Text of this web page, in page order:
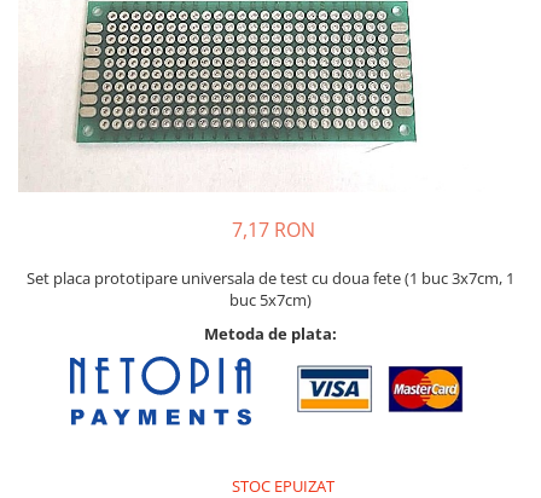
Pat printare
Cap printare
Duze
Extrudere si accesorii
Rulmenti
Acumulatori, BMS si accesorii
Module balansare
Incarcare, descarcare si afisare
7,17 RON
Set placa prototipare universala de test cu doua fete (1 buc 3x7cm, 1
buc 5x7cm)
Metoda de plata:
STOC EPUIZAT